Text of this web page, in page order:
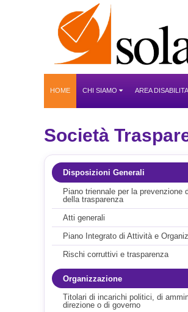
HOME CHI SIAMO AREA
Società
Disposizioni Generali
Piano triennale per la prevenzione
della trasparenza
Atti generali
Piano Integrato di Attività e
Rischi corruttivi e trasparenza
Organizzazione
Titolari di incarichi politici, di
direzione o di governo